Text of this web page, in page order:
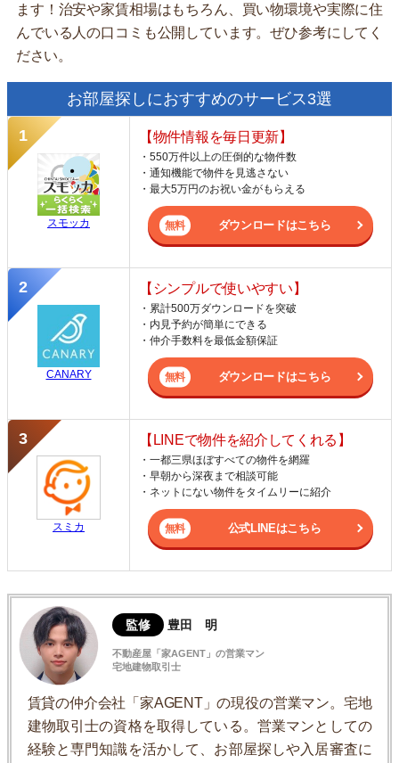
ます！治安や家賃相場はもちろん、買い物環境や実際に住
んでいる人の口コミも公開しています。ぜひ参考にしてく
ださい。
お部屋探しにおすすめのサービス3選
スモッカ
【物件情報を毎日更新】
・550万件以上の圧倒的な物件数
・通知機能で物件を見逃さない
・最大5万円のお祝い金がもらえる
ダウンロードはこちら
CANARY
【シンプルで使いやすい】
・累計500万ダウンロードを突破
・内見予約が簡単にできる
・仲介手数料を最低金額保証
ダウンロードはこちら
スミカ
【LINEで物件を紹介してくれる】
・一都三県ほぼすべての物件を網羅
・早朝から深夜まで相談可能
・ネットにない物件をタイムリーに紹介
公式LINEはこちら
監修 豊田 明
不動産屋「家AGENT」の営業マン
宅地建物取引士
賃貸の仲介会社「家AGENT」の現役の営業マン。宅地
建物取引士の資格を取得している。営業マンとしての
経験と専門知識を活かして、お部屋探しや入居審査に